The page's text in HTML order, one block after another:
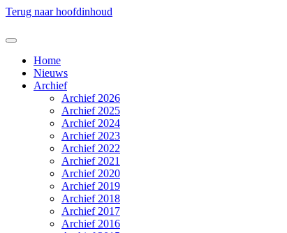
Terug naar hoofdinhoud
Home
Nieuws
Archief
Archief 2026
Archief 2025
Archief 2024
Archief 2023
Archief 2022
Archief 2021
Archief 2020
Archief 2019
Archief 2018
Archief 2017
Archief 2016